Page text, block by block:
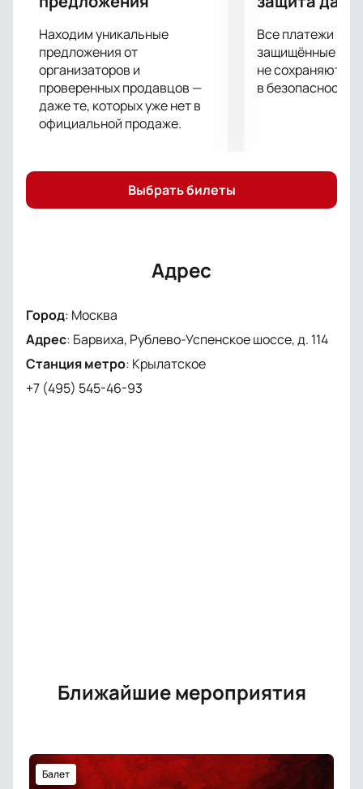
пропустите шанс вновь пережить историю, которая
покорила сердца миллионов. Ждем вас в Барвихе
Luxury Village на специальном показе «Волшебник
Изумрудного города».
Находим уникальные
предложения от
организаторов и
проверенных продавцов —
даже те, которых уже нет в
официальной продаже.
Все платежи
защищённые
не сохраняются
в безопасности.
Выбрать билеты
Адрес
Город: Москва
Адрес: Барвиха, Рублево-Успенское шоссе, д. 114
Станция метро: Крылатское
+7 (495) 545-46-93
Ближайшие мероприятия
Балет